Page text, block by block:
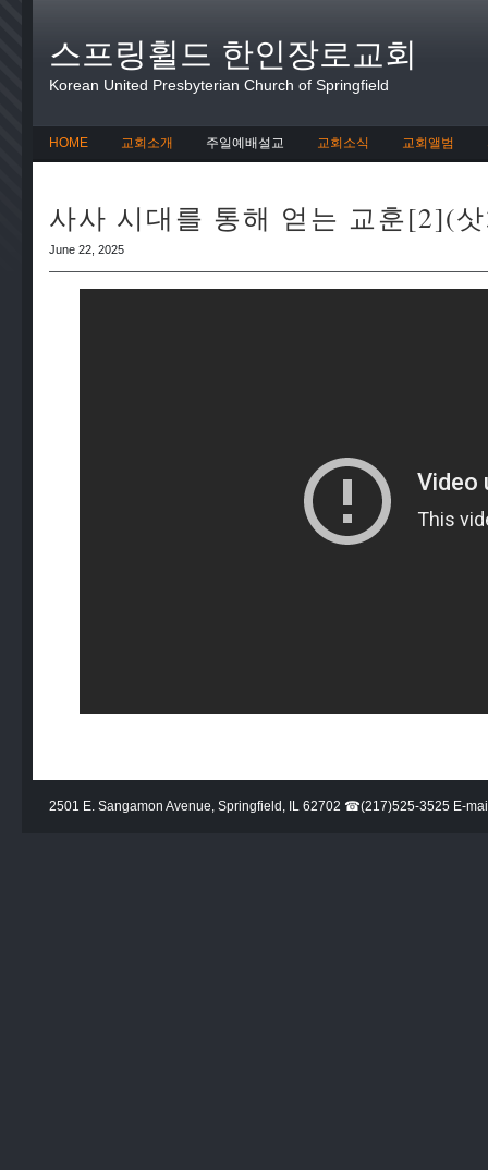
스프링휠드 한인장로교회
Korean United Presbyterian Church of Springfield
HOME 교회소개 주일예배설교 교회소식 교회앨범
사사 시대를 통해 얻는 교훈[2](
June 22, 2025
2501 E. Sangamon Avenue, Springfield, IL 62702 ☎(217)525-3525 E-